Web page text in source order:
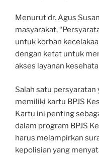
Menurut dr. Agus
masyarakat,
untuk korban
dengan ketat untuk
akses layanan
Salah satu persyaratan
memiliki kartu BPJS
Kartu ini penting
dalam program BPJS
harus melampirkan
kepolisian yang